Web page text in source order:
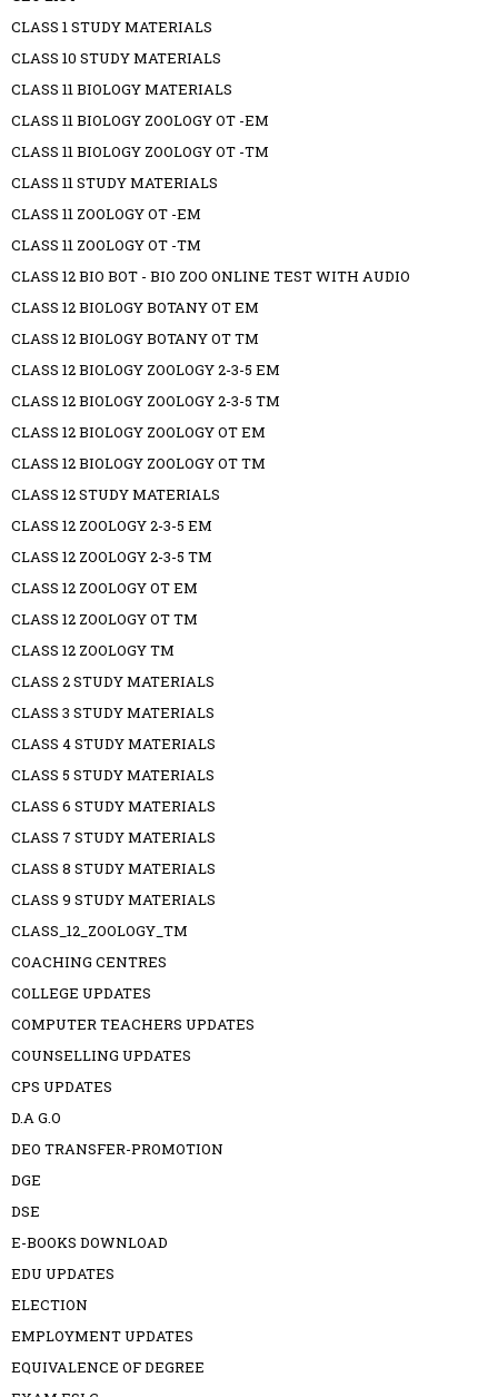
CLASS 1 STUDY MATERIALS
CLASS 10 STUDY MATERIALS
CLASS 11 BIOLOGY MATERIALS
CLASS 11 BIOLOGY ZOOLOGY OT -EM
CLASS 11 BIOLOGY ZOOLOGY OT -TM
CLASS 11 STUDY MATERIALS
CLASS 11 ZOOLOGY OT -EM
CLASS 11 ZOOLOGY OT -TM
CLASS 12 BIO BOT - BIO ZOO ONLINE TEST WITH AUDIO
CLASS 12 BIOLOGY BOTANY OT EM
CLASS 12 BIOLOGY BOTANY OT TM
CLASS 12 BIOLOGY ZOOLOGY 2-3-5 EM
CLASS 12 BIOLOGY ZOOLOGY 2-3-5 TM
CLASS 12 BIOLOGY ZOOLOGY OT EM
CLASS 12 BIOLOGY ZOOLOGY OT TM
CLASS 12 STUDY MATERIALS
CLASS 12 ZOOLOGY 2-3-5 EM
CLASS 12 ZOOLOGY 2-3-5 TM
CLASS 12 ZOOLOGY OT EM
CLASS 12 ZOOLOGY OT TM
CLASS 12 ZOOLOGY TM
CLASS 2 STUDY MATERIALS
CLASS 3 STUDY MATERIALS
CLASS 4 STUDY MATERIALS
CLASS 5 STUDY MATERIALS
CLASS 6 STUDY MATERIALS
CLASS 7 STUDY MATERIALS
CLASS 8 STUDY MATERIALS
CLASS 9 STUDY MATERIALS
CLASS_12_ZOOLOGY_TM
COACHING CENTRES
COLLEGE UPDATES
COMPUTER TEACHERS UPDATES
COUNSELLING UPDATES
CPS UPDATES
D.A G.O
DEO TRANSFER-PROMOTION
DGE
DSE
E-BOOKS DOWNLOAD
EDU UPDATES
ELECTION
EMPLOYMENT UPDATES
EQUIVALENCE OF DEGREE